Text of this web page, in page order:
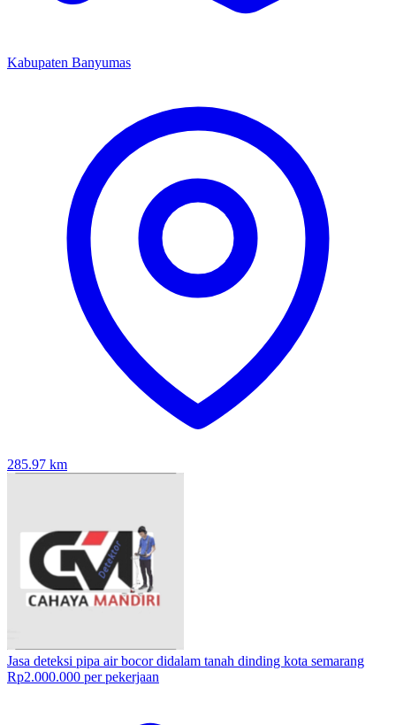
Kabupaten Banyumas
285.97 km
Jasa deteksi pipa air bocor didalam tanah dinding kota semarang
Rp2.000.000 per pekerjaan